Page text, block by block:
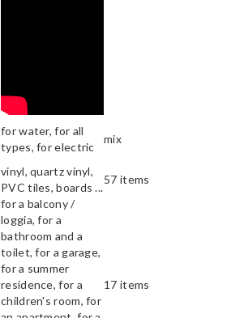
for water, for all
types, for electric
mix
vinyl, quartz vinyl,
PVC tiles, boards ...
57 items
for a balcony /
loggia, for a
bathroom and a
toilet, for a garage,
for a summer
residence, for a
children's room, for
17 items